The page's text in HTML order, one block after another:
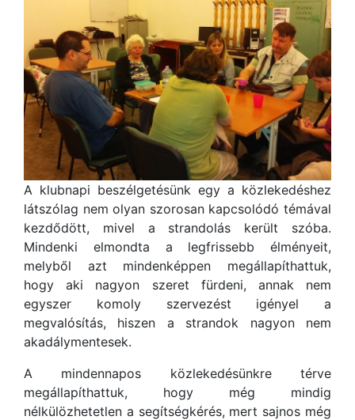
A klubnapi beszélgetésünk egy a közlekedéshez
látszólag nem olyan szorosan kapcsolódó témával
kezdődött, mivel a strandolás került szóba.
Mindenki elmondta a legfrissebb élményeit,
melyből azt mindenképpen megállapíthattuk,
hogy aki nagyon szeret fürdeni, annak nem
egyszer komoly szervezést igényel a
megvalósítás, hiszen a strandok nagyon nem
akadálymentesek.
A mindennapos közlekedésünkre térve
megállapíthattuk, hogy még mindig
nélkülözhetetlen a segítségkérés, mert sajnos még